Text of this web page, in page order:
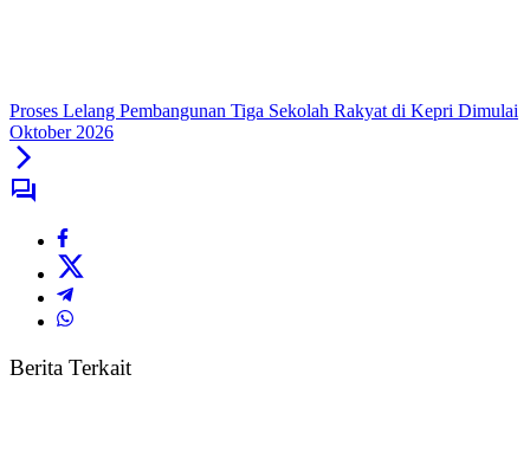
Proses Lelang Pembangunan Tiga Sekolah Rakyat di Kepri Dimulai
Oktober 2026
Berita Terkait